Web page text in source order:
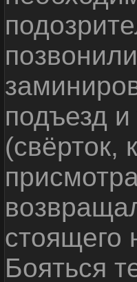
подъезд
(свёрток,
стоящего
Бояться